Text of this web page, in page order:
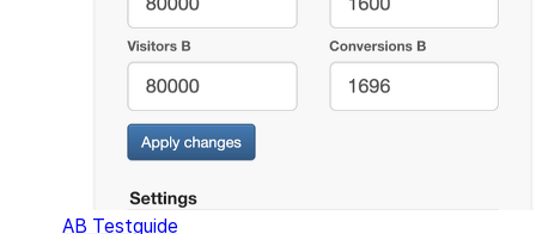
AB Testguide